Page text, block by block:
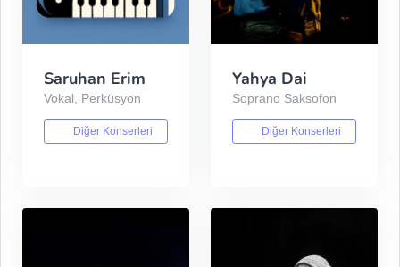
Saruhan Erim
Vokal, Perküsyon
Diğer Konserleri
Yahya Dai
Soprano Saksofon
Diğer Konserleri